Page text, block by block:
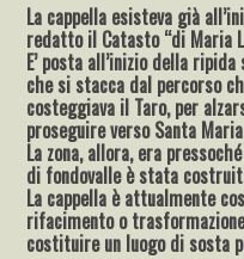
La cappella esisteva già
redatto il Catasto “di Maria
E’ posta all’inizio della
che si stacca dal percorso
costeggiava il Taro, per
proseguire verso Santa
La zona, allora, era
di fondovalle è stata
La cappella è attualmente
rifacimento o
costituire un luogo di sosta